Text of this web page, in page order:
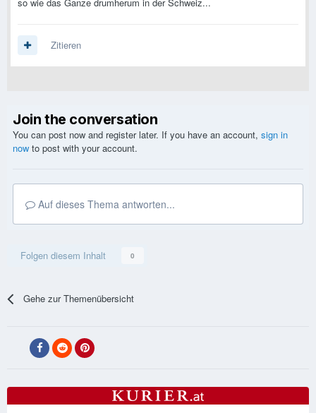
so wie das Ganze drumherum in der Schweiz...
Zitieren
Join the conversation
You can post now and register later. If you have an account, sign in
now to post with your account.
Auf dieses Thema antworten...
Folgen diesem Inhalt 0
Gehe zur Themenübersicht